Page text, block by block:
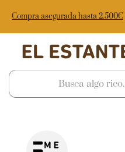
Compra asegurada hasta 2.500€